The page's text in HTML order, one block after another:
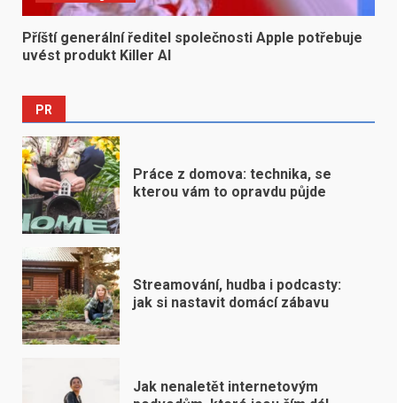
Příští generální ředitel společnosti Apple potřebuje
uvést produkt Killer AI
PR
Práce z domova: technika, se
kterou vám to opravdu půjde
Streamování, hudba i podcasty:
jak si nastavit domácí zábavu
Jak nenaletět internetovým